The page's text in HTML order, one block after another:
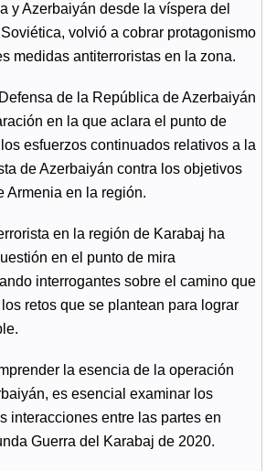
y Azerbaiyán desde la víspera del
volvió a cobrar protagonismo
medidas antiterroristas en la zona.
de la República de Azerbaiyán
en la que aclara el punto de
esfuerzos continuados relativos a la
de Azerbaiyán contra los objetivos
Armenia en la región.
en la región de Karabaj ha
en el punto de mira
interrogantes sobre el camino que
retos que se plantean para lograr
la esencia de la operación
es esencial examinar los
interacciones entre las partes en
Guerra del Karabaj de 2020.